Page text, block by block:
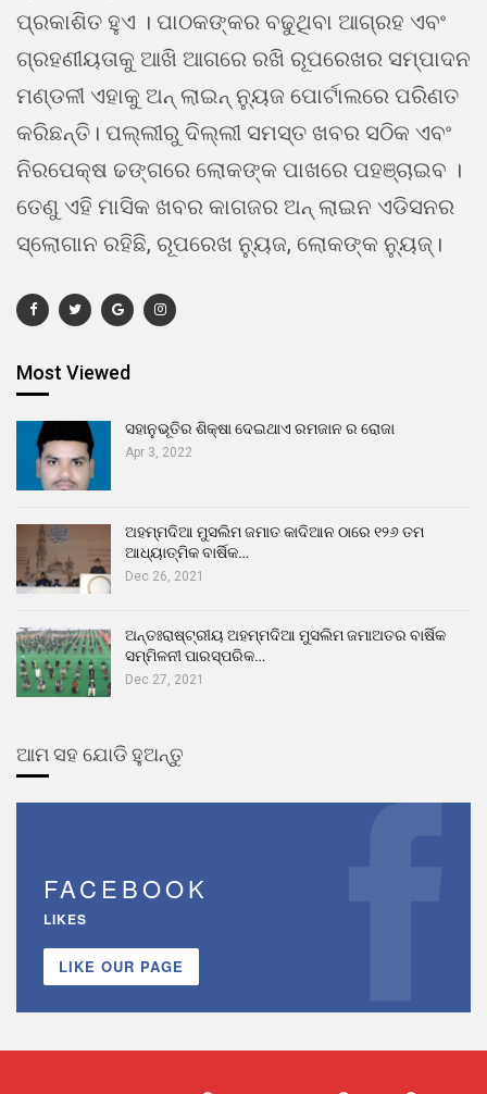
ପ୍ରକାଶିତ ହୁଏ । ପାଠକଙ୍କର ବଢୁଥିବା ଆଗ୍ରହ ଏବଂ
ଗ୍ରହଣୀୟତାକୁ ଆଖି ଆଗରେ ରଖି ରୂପରେଖର ସମ୍ପାଦନ
ମଣ୍ଡଳୀ ଏହାକୁ ଅନ୍ ଲାଇନ୍ ନ୍ୟୁଜ ପୋର୍ଟାଲରେ ପରିଣତ
କରିଛନ୍ତି। ପଲ୍ଲୀରୁ ଦିଲ୍ଲୀ ସମସ୍ତ ଖବର ସଠିକ ଏବଂ
ନିରପେକ୍ଷ ଢଙ୍ଗରେ ଲୋକଙ୍କ ପାଖରେ ପହଞ୍ଚାଇବ ।
ତେଣୁ ଏହି ମାସିକ ଖବର କାଗଜର ଅନ୍ ଲାଇନ ଏଡିସନର
ସ୍ଲୋଗାନ ରହିଛି, ରୂପରେଖ ନ୍ୟୁଜ, ଲୋକଙ୍କ ନ୍ୟୁଜ୍।
Most Viewed
ସହାନୁଭୂତିର ଶିକ୍ଷା ଦେଇଥାଏ ରମଜାନ ର ରୋଜା
Apr 3, 2022
ଅହମ୍ମଦିଆ ମୁସଲିମ ଜମାତ କାଦିଆନ ଠାରେ ୧୨୬ ତମ
ଆଧ୍ୟାତ୍ମିକ ବାର୍ଷିକ…
Dec 26, 2021
ଅନ୍ତଃରାଷ୍ଟ୍ରୀୟ ଅହମ୍ମଦିଆ ମୁସଲିମ ଜମାଅତର ବାର୍ଷିକ
ସମ୍ମିଳନୀ ପାରସ୍ପରିକ…
Dec 27, 2021
ଆମ ସହ ଯୋଡି ହୁଅନ୍ତୁ
FACEBOOK
LIKES
LIKE OUR PAGE